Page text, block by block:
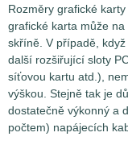
Rozměry grafické
grafické karta může
skříně. V případě,
další rozšiřující sloty
síťovou kartu atd.),
výškou. Stejně tak je
dostatečně výkonný a
počtem) napájecích